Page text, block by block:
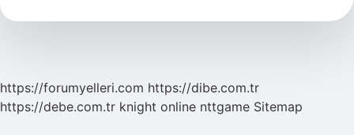
https://forumyelleri.com https://dibe.com.tr
https://debe.com.tr knight online nttgame Sitemap